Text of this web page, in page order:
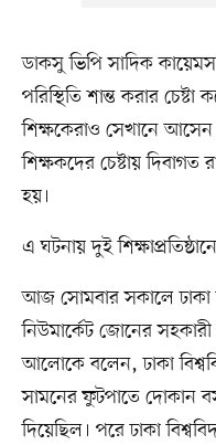
ডাকসু ভিপি সাদিক কায়েমসহ
পরিস্থিতি শান্ত করার
শিক্ষকেরাও সেখানে
শিক্ষকদের চেষ্টায় দিবাগত
হয়।
এ ঘটনায় দুই
আজ সোমবার সকালে ঢাকা
নিউমার্কেট জোনের
আলোকে বলেন, ঢাকা
সামনের ফুটপাতে দোকান
দিয়েছিল। পরে ঢাকা